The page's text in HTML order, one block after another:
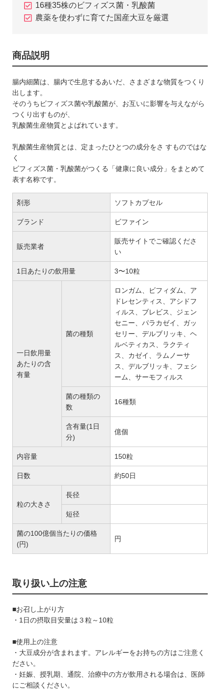
16種35株のビフィズス菌・乳酸菌
農薬を使わずに育てた国産大豆を厳選
商品説明
腸内細菌は、腸内で生息するあいだ、さまざまな物質をつくり
出します。
そのうちビフィズス菌や乳酸菌が、お互いに影響を与えながら
つくり出すものが、
乳酸菌生産物質とよばれています。
乳酸菌生産物質とは、定まったひとつの成分をさ すものではな
く
ビフィズス菌・乳酸菌がつくる「健康に良い成分」をまとめて
表す名称です。
剤形 ソフトカプセル
ブランド ビファイン
販売業者
販売サイトでご確認くださ
い
1日あたりの飲用量 3〜10粒
一日飲用量
あたりの含
有量
菌の種類
ロンガム、ビフィダム、ア
ドレセンティス、アシドフ
ィルス、ブレビス、ジェン
セニー、パラカゼイ、ガッ
セリー、デルブリッキ、ヘ
ルベティカス、ラクティ
ス、カゼイ、ラムノーサ
ス、デルブリッキ、フェシ
ーム、サーモフィルス
菌の種類の
数
16種類
含有量(1日
分)
億個
内容量 150粒
日数 約50日
粒の大きさ
長径
短径
菌の100億個当たりの価格
(円)
円
取り扱い上の注意
■お召し上がり方
・1日の摂取目安量は３粒～10粒
■使用上の注意
・大豆成分が含まれます。アレルギーをお持ちの方はご注意く
ださい。
・妊娠、授乳期、通院、治療中の方が飲用される場合は、医師
にご相談ください。